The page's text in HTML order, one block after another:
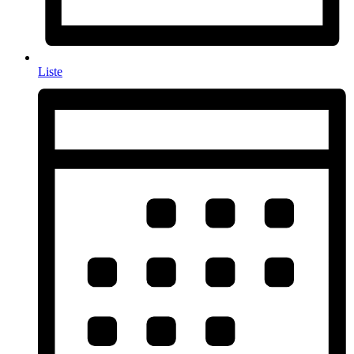
Liste